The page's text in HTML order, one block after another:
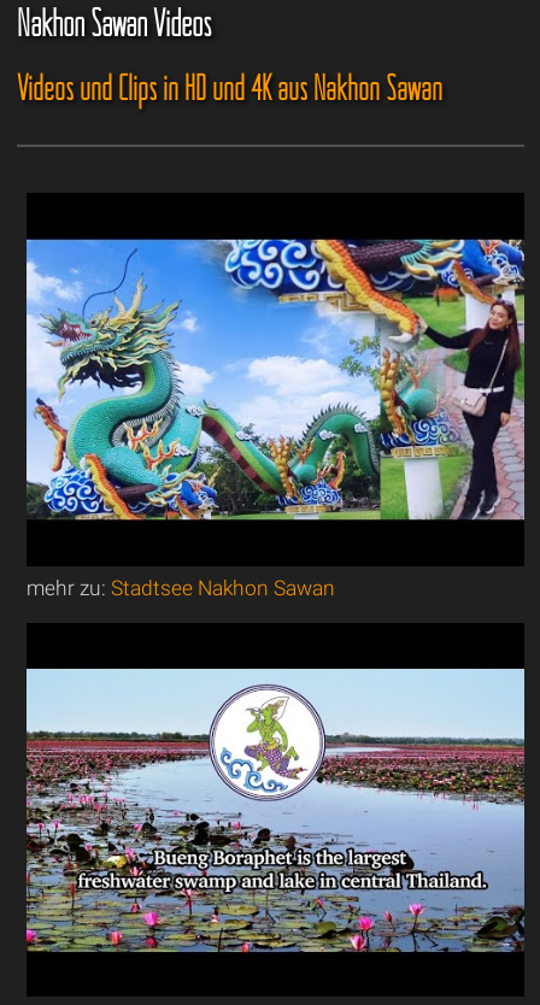
Nakhon Sawan Videos
Videos und Clips in HD und 4K aus Nakhon Sawan
mehr zu:Stadtsee Nakhon Sawan